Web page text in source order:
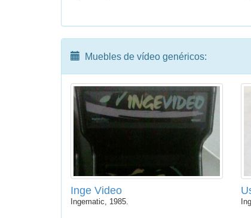
Muebles de vídeo genéricos:
Inge Video
Ingematic, 1985.